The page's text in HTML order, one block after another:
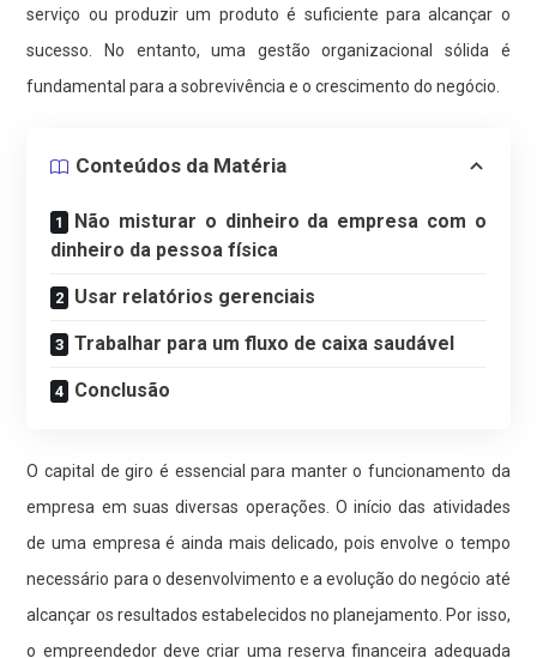
serviço ou produzir um produto é suficiente para alcançar o
sucesso. No entanto, uma gestão organizacional sólida é
fundamental para a sobrevivência e o crescimento do negócio.
Conteúdos da Matéria
Não misturar o dinheiro da empresa com o
dinheiro da pessoa física
Usar relatórios gerenciais
Trabalhar para um fluxo de caixa saudável
Conclusão
O capital de giro é essencial para manter o funcionamento da
empresa em suas diversas operações. O início das atividades
de uma empresa é ainda mais delicado, pois envolve o tempo
necessário para o desenvolvimento e a evolução do negócio até
alcançar os resultados estabelecidos no planejamento. Por isso,
o empreendedor deve criar uma reserva financeira adequada